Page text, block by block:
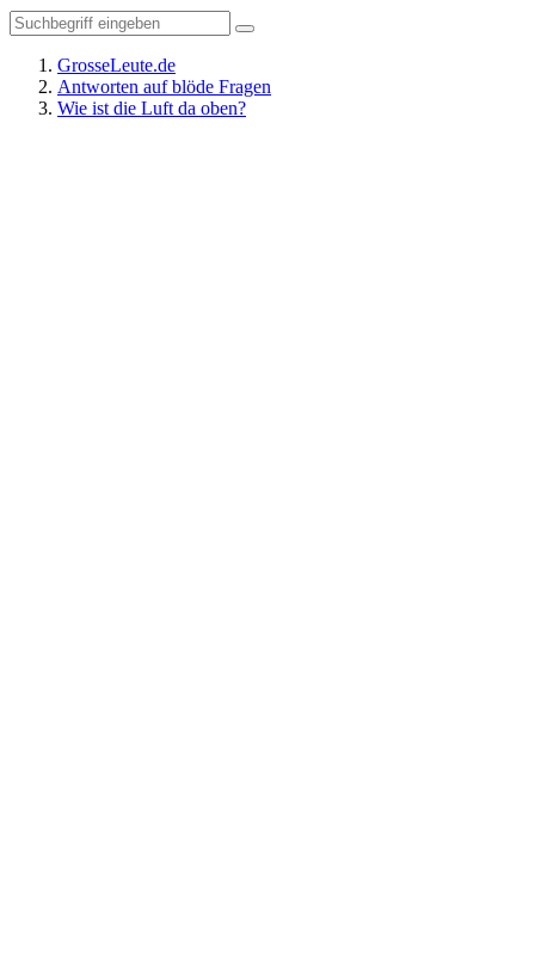
GrosseLeute.de
Antworten auf blöde Fragen
Wie ist die Luft da oben?